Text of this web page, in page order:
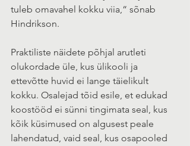
tuleb omavahel kokku viia,“ sõnab
Hindrikson.
Praktiliste näidete põhjal arutleti
olukordade üle, kus ülikooli ja
ettevõtte huvid ei lange täielikult
kokku. Osalejad tõid esile, et edukad
koostööd ei sünni tingimata seal, kus
kõik küsimused on algusest peale
lahendatud, vaid seal, kus osapooled